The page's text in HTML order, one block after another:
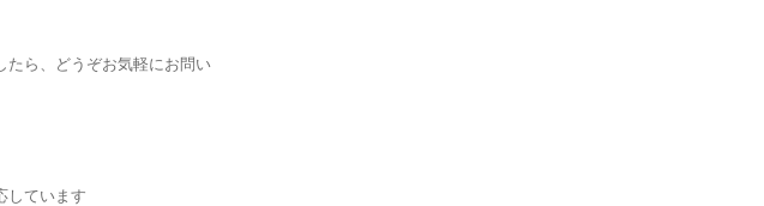
たら、どうぞお気軽にお問い
しています